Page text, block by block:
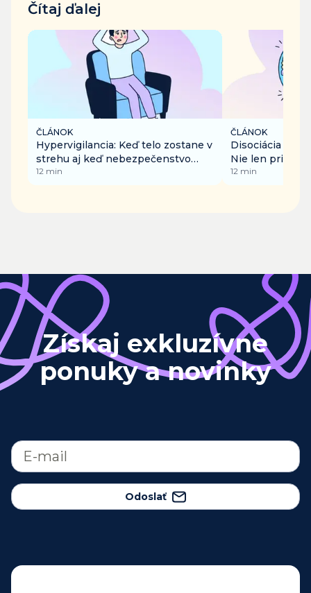
Čítaj ďalej
ČLÁNOK
Hypervigilancia: Keď telo zostane v
strehu aj keď nebezpečenstvo
pominulo
12 min
ČLÁNOK
Disociácia v
Nie len pri
nude či
12 min
Získaj exkluzívne
ponuky a novinky
Odoslať